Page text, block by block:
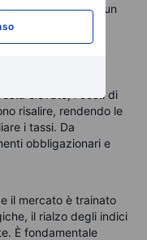
sperando in un
resta elevato, i costi di
risalire, rendendo le
i tassi. Da
obbligazionari e
il mercato è trainato
il rialzo degli indici
È fondamentale